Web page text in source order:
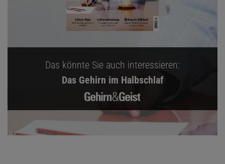
Das könnte Sie auch interessieren:
Das Gehirn im Halbschlaf